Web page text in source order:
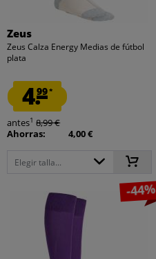
Zeus
Zeus Calza Energy Medias de fútbol
plata
4.99*
antes1 8,99 €
Ahorras:
4,00 €
Elegir talla...
-44%